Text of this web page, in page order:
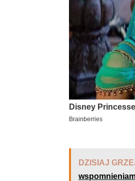
DZISIAJ